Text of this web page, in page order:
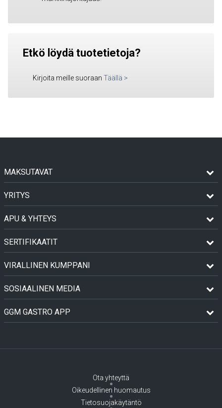
Etkö löydä tuotetietoja?
Kirjoita meille suoraan Täällä >
MAKSUTAVAT
YRITYS
APU & YHTEYS
SERTIFIKAATIT
VIRALLINEN KUMPPANI
SOSIAALINEN MEDIA
GGM GASTRO APP
Ota yhteyttä
Oikeudellinen huomautus
Tietosuojakäytäntö